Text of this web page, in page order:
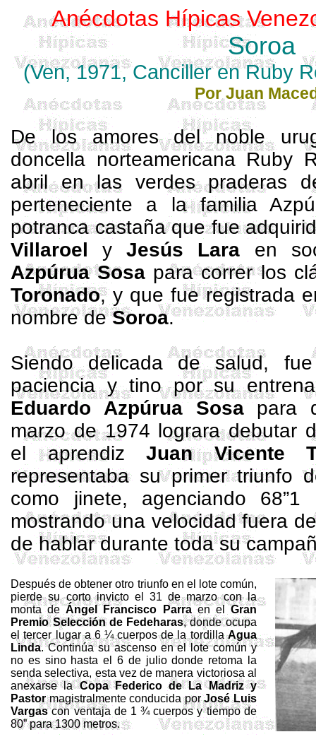
Anécdotas Hípicas
Soroa
(Ven, 1971, Canciller enRuby
Por Juan
De los amores del noble
doncella norteamericana Ruby
abril en las verdes praderas
perteneciente a la familia
potranca castaña que fue
Villaroel yJesús Lara en
AzpúruaSosa para correr los
Toronado, y que fue registrada
nombre deSoroa.
Siendo delicada de salud,
paciencia y tino por su
Eduardo AzpúruaSosapara
marzo de 1974 lograra debutar
el aprendizJuan Vicente
representaba su primer triunfo
como jinete, agenciando
mostrando una velocidad fuera
de hablar durante toda su
Después de obtener otro triunfo en el lote común,
pierde su corto invicto el 31 de marzo con la
monta deÁngel Francisco Parraen elGran
Premio Selección de Fedeharas, donde ocupa
el tercer lugar a 6 ¼ cuerpos de la tordillaAgua
Linda. Continúa su ascenso en el lote común y
no es sino hasta el 6 de julio donde retoma la
senda selectiva, esta vez de manera victoriosa al
anexarselaCopaFedericodeLaMadrizy
Pastormagistralmente conducida porJoséLuis
Vargascon ventaja de 1 ¾ cuerpos y tiempo de
80”para1300 metros.